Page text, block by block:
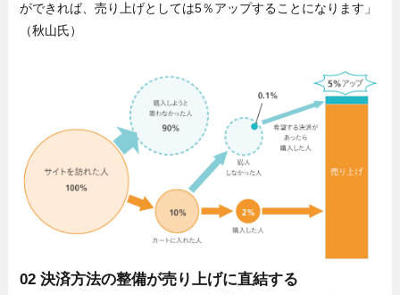
ができれば、売り上げとしては5％アップすることになります」
（秋山氏）
02 決済方法の整備が売り上げに直結する